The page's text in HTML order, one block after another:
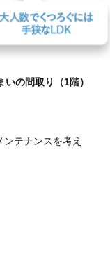
テナンスを考え
いの間取り（1階）